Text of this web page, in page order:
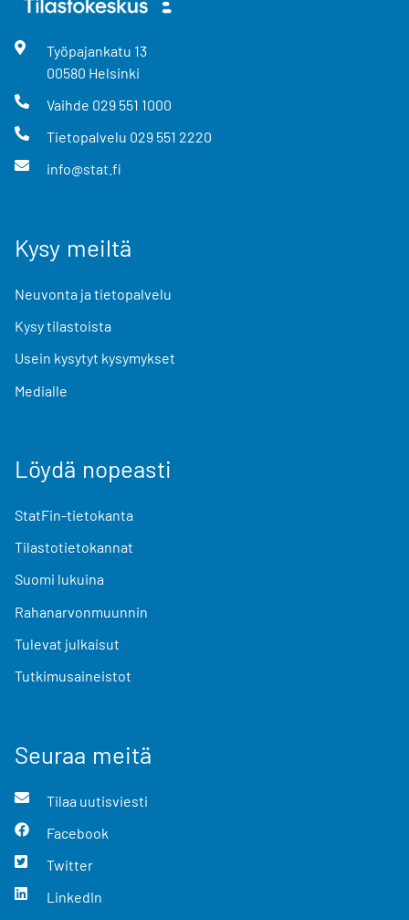
Työpajankatu 13
00580 Helsinki
Vaihde 029 551 1000
Tietopalvelu 029 551 2220
info@stat.fi
Kysy meiltä
Neuvonta ja tietopalvelu
Kysy tilastoista
Usein kysytyt kysymykset
Medialle
Löydä nopeasti
StatFin-tietokanta
Tilastotietokannat
Suomi lukuina
Rahanarvonmuunnin
Tulevat julkaisut
Tutkimusaineistot
Seuraa meitä
Tilaa uutisviesti
Facebook
Twitter
LinkedIn